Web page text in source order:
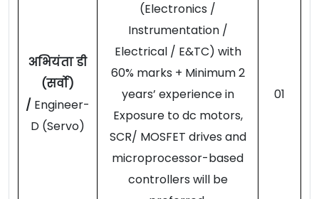
अभियंता डी
(सर्वो)
/ Engineer-
D (Servo)
(Electronics /
Instrumentation /
Electrical / E&TC) with
60% marks + Minimum 2
years’ experience in
Exposure to dc motors,
SCR/ MOSFET drives and
microprocessor-based
controllers will be
01